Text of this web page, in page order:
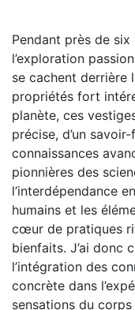
Pendant près de six
l’exploration
se cachent derrière
propriétés fort
planète, ces
précise, d’un
connaissances
pionnières des
l’interdépendance
humains et les
cœur de pratiques
bienfaits. J’ai donc
l’intégration des
concrète dans
sensations du